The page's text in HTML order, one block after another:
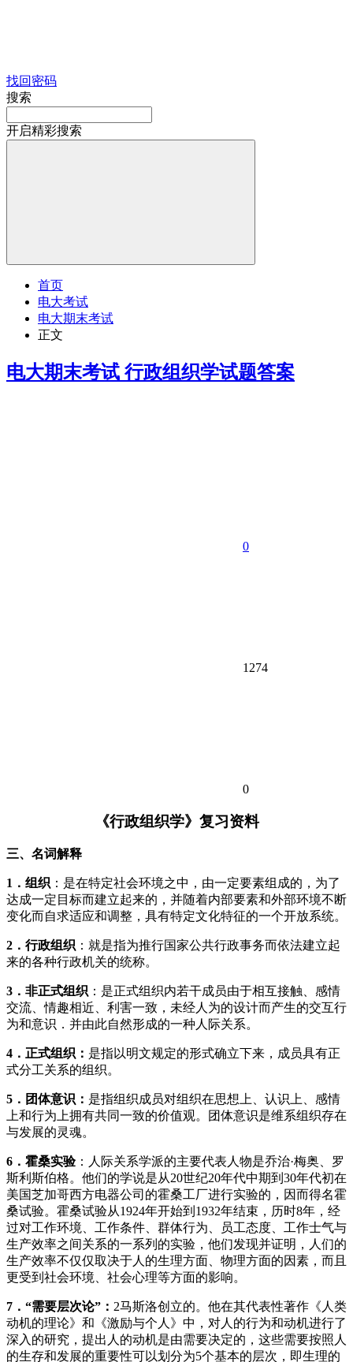
找回密码
搜索
开启精彩搜索
首页
电大考试
电大期末考试
正文
电大期末考试 行政组织学试题答案
0
1274
0
《行政组织学》复习资料
三、名词解释
1 ．组织 ：是在特定社会环境之中，由一定要素组成的，为了
达成一定目标而建立起来的，并随着内部要素和外部环境不断
变化而自求适应和调整，具有特定文化特征的一个开放系统。
2 ．行政组织 ：就是指为推行国家公共行政事务而依法建立起
来的各种行政机关的统称。
3 ．非正式组织 ：是正式组织内若干成员由于相互接触、感情
交流、情趣相近、利害一致，未经人为的设计而产生的交互行
为和意识．并由此自然形成的一种人际关系。
4 ．正式组织： 是指以明文规定的形式确立下来，成员具有正
式分工关系的组织。
5 ．团体意识： 是指组织成员对组织在思想上、认识上、感情
上和行为上拥有共同一致的价值观。团体意识是维系组织存在
与发展的灵魂。
6 ．霍桑实验：人际关系学派的主要代表人物是乔治·梅奥、罗
斯利斯伯格。他们的学说是从20世纪20年代中期到30年代初在
美国芝加哥西方电器公司的霍桑工厂进行实验的，因而得名霍
桑试验。霍桑试验从1924年开始到1932年结束，历时8年，经
过对工作环境、工作条件、群体行为、员工态度、工作士气与
生产效率之间关系的一系列的实验，他们发现并证明，人们的
生产效率不仅仅取决于人的生理方面、物理方面的因素，而且
更受到社会环境、社会心理等方面的影响。
7 ． “需要层次论” ： 2马斯洛创立的。他在其代表性著作《人类
动机的理论》和《激励与个人》中，对人的行为和动机进行了
深入的研究，提出人的动机是由需要决定的，这些需要按照人
的生存和发展的重要性可以划分为5个基本的层次，即生理的